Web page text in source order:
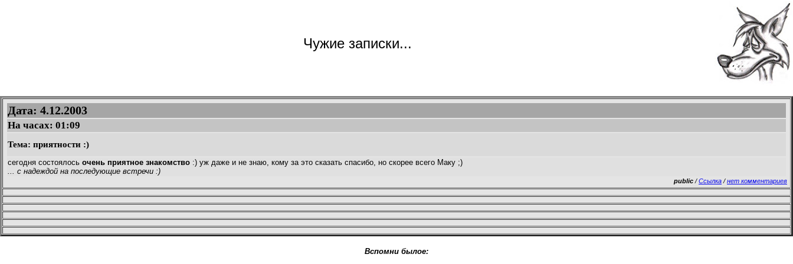
Чужие записки...
Дата: 4.12.2003
На часах: 01:09
Тема: приятности :)
сегодня состоялось очень приятное знакомство :) уж даже и не знаю, кому за это сказать спасибо, но скорее всего Маку ;)
... с надеждой на последующие встречи :)
public /Ссылка /нет комментариев
Вспомни былое: